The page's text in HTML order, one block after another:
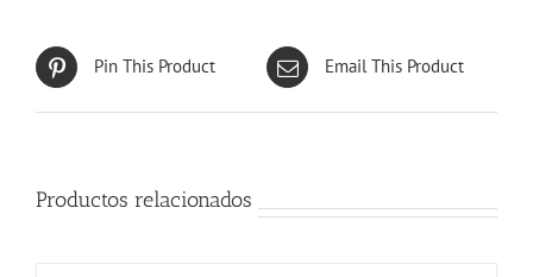
Pin This Product Email This Product
Productos relacionados